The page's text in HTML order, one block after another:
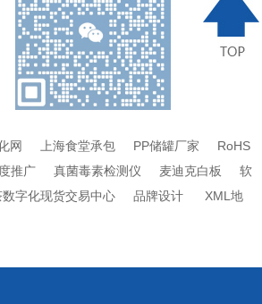
网 上海食堂承包 PP储罐厂家
RoHS
推广 真菌毒素检测仪 麦迪克白板
软
数字化现货交易中心 品牌设计
XML地